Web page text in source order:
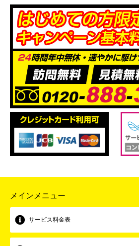
メインメニュー
サービス料金表